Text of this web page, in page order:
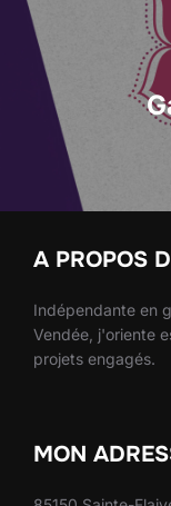
Navigation
de
l’article
A PROPOS
Indépendante en
Vendée, j'oriente
projets engagés.
MON